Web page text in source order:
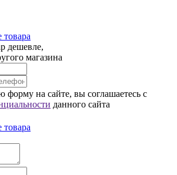
дешевле,
магазина
форму на сайте, вы соглашаетесь с
данного сайта